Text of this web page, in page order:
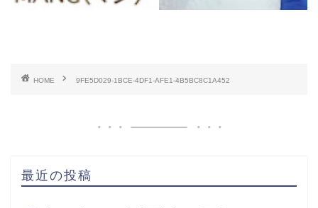
HOME 9FE5D029-1BCE-4DF1-AFE1-4B5BC8C1A452
最近の投稿